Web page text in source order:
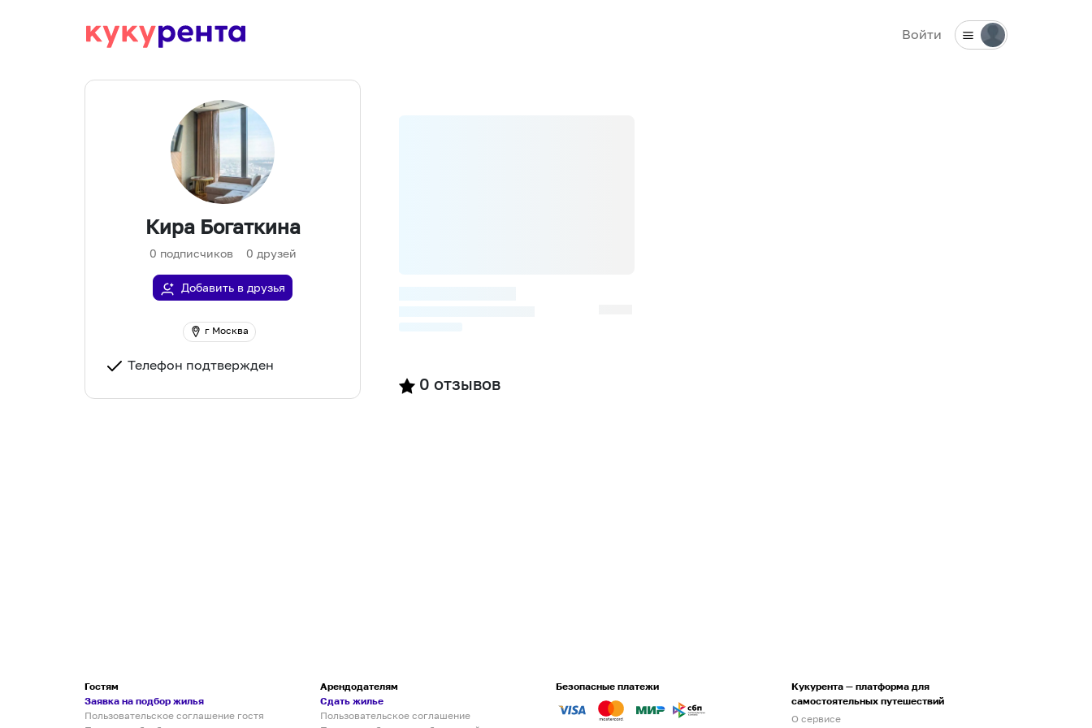
Войти
Кира Богаткина
0 подписчиков 0 друзей
Добавить в друзья
г Москва
Телефон подтвержден
0 отзывов
Гостям
Заявка на подбор жилья
Пользовательское соглашение гостя
Арендодателям
Сдать жилье
Пользовательское соглашение
Безопасные платежи
Кукурента — платформа для
самостоятельных путешествий
О сервисе